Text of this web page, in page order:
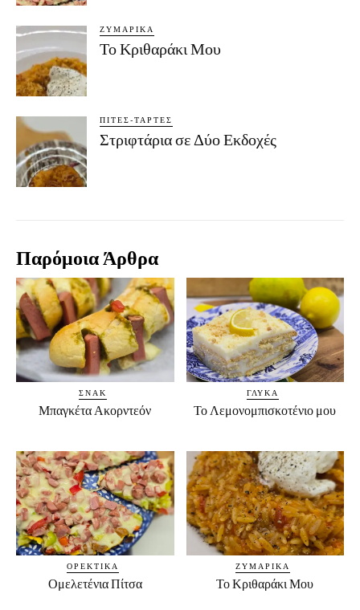
ΖΥΜΑΡΙΚΆ
Το Κριθαράκι Μου
ΠΊΤΕΣ-ΤΆΡΤΕΣ
Στριφτάρια σε Δύο Εκδοχές
Παρόμοια Άρθρα
ΣΝΑΚ
Μπαγκέτα Ακορντεόν
ΓΛΥΚΆ
Το Λεμονομπισκοτένιο μου
ΟΡΕΚΤΙΚΆ
Ομελετένια Πίτσα
ΖΥΜΑΡΙΚΆ
Το Κριθαράκι Μου